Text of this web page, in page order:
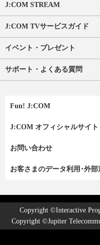
J:COM STREAM
J:COM TVサービスガイド
イベント・プレゼント
サポート・よくある質問
Fun! J:COM
J:COM オフィシャルサイト
お問い合わせ
お客さまのデータ利用･外部
Copyright ©Interactive
Copyright ©Jupiter